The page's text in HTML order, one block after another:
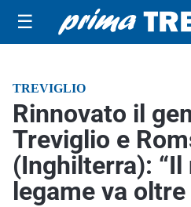
☰
TREVIGLIO
Rinnovato il
Treviglio e
(Inghilterra): “Il
legame va oltre